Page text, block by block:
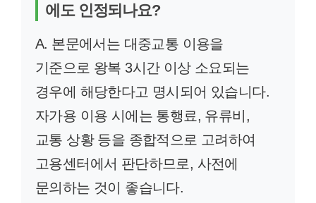
에도 인정되나요?
A. 본문에서는 대중교통 이용을
기준으로 왕복 3시간 이상 소요되는
경우에 해당한다고 명시되어 있습니다.
자가용 이용 시에는 통행료, 유류비,
교통 상황 등을 종합적으로 고려하여
고용센터에서 판단하므로, 사전에
문의하는 것이 좋습니다.